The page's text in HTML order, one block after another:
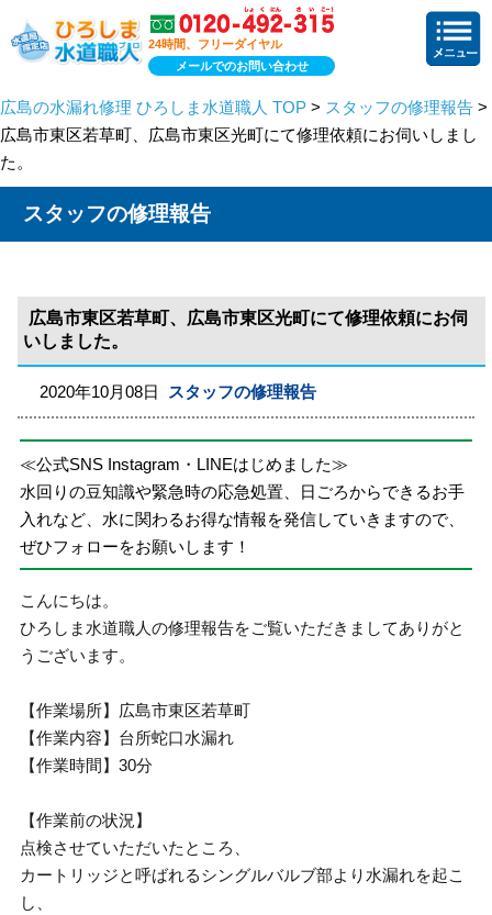
24時間、フリーダイヤル
メールでのお問い合わせ
広島の水漏れ修理 ひろしま水道職人 TOP > スタッフの修理報告 >
広島市東区若草町、広島市東区光町にて修理依頼にお伺いしまし
た。
スタッフの修理報告
広島市東区若草町、広島市東区光町にて修理依頼にお伺
いしました。
2020年10月08日 スタッフの修理報告
≪公式SNS Instagram・LINEはじめました≫
水回りの豆知識や緊急時の応急処置、日ごろからできるお手
入れなど、水に関わるお得な情報を発信していきますので、
ぜひフォローをお願いします！
こんにちは。
ひろしま水道職人の修理報告をご覧いただきましてありがと
うございます。
【作業場所】広島市東区若草町
【作業内容】台所蛇口水漏れ
【作業時間】30分
【作業前の状況】
点検させていただいたところ、
カートリッジと呼ばれるシングルバルブ部より水漏れを起こ
し、